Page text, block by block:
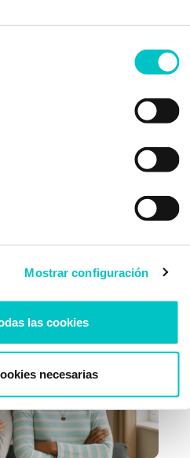
Mostrar configuración
las cookies
necesarias
sido proclamado por la
técnico del mundo en
unas declaraciones
para él, debe ser el
con flexibilidad, que
y buen clima